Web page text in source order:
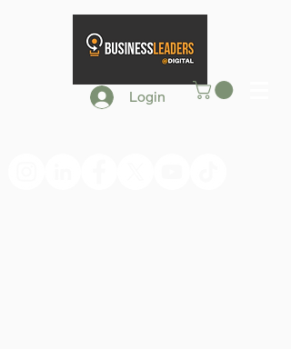
Login